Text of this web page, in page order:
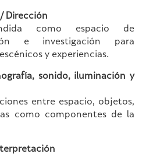
Dirección
como espacio de
e investigación para
y experiencias.
sonido, iluminación y
entre espacio, objetos,
como componentes de la